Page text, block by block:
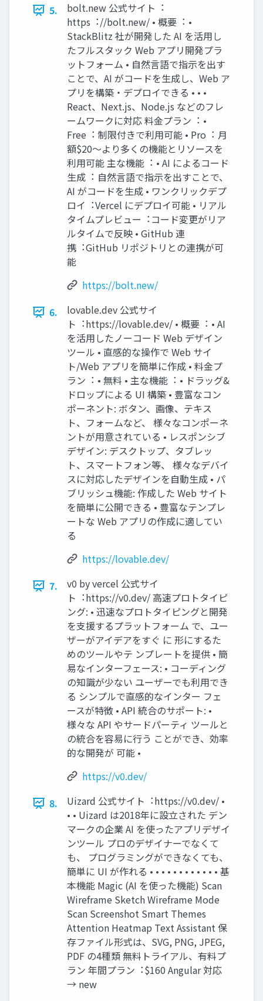
5.
bolt.new 公式サイト︓
https︓//bolt.new/ • 概要︓ •
StackBlitz 社が開発した AI を活⽤し
たフルスタック Web アプリ開発プラ
ットフォーム • ⾃然⾔語で指⽰を出す
ことで、AI がコードを⽣成し、Web ア
プリを構築・デプロイできる • • •
React、Next.js、Node.js などのフレ
ームワークに対応 料⾦プラン︓ •
Free︓ 制限付きで利⽤可能 • Pro︓ ⽉
額$20〜より多くの機能とリソースを
利⽤可能 主な機能︓ • AI によるコード
⽣成︓ ⾃然⾔語で指⽰を出すことで、
AI がコードを⽣成 • ワンクリックデプ
ロイ︓Vercel にデプロイ可能 • リアル
タイムプレビュー︓コード変更がリア
ルタイムで反映 • GitHub 連
携︓GitHub リポジトリとの連携が可
能
https://bolt.new/
6.
lovable.dev 公式サイ
ト︓https://lovable.dev/ • 概要︓ • AI
を活⽤したノーコード Web デザイン
ツール • 直感的な操作で Web サイ
ト/Web アプリを簡単に作成 • 料⾦プ
ラン︓ • 無料 • 主な機能︓ • ドラッグ&
ドロップによる UI 構築 • 豊富なコン
ポーネント: ボタン、画像、テキス
ト、フォームなど、 様々なコンポーネ
ントが⽤意されている • レスポンシブ
デザイン: デスクトップ、タブレッ
ト、スマートフォン等、 様々なデバイ
スに対応したデザインを⾃動⽣成 • パ
ブリッシュ機能: 作成した Web サイト
を簡単に公開できる • 豊富なテンプレ
ートな Web アプリの作成に適してい
る
https://lovable.dev/
7.
v0 by vercel 公式サイ
ト︓https://v0.dev/ ⾼速プロトタイピ
ング: • 迅速なプロトタイピングと開発
を⽀援するプラットフォーム で、ユー
ザーがアイデアをすぐ に 形にするた
めのツールやテ ンプレートを提供 • 簡
易なインターフェース: • コーディング
の知識が少ない ユーザーでも利⽤でき
る シンプルで直感的なインター フェ
ースが特徴 • API 統合のサポート: •
様々な API やサードパーティ ツールと
の統合を容易に⾏う ことができ、効率
的な開発が 可能 •
https://v0.dev/
8.
Uizard 公式サイト︓https://v0.dev/ •
• • Uizard は2018年に設⽴された デン
マークの企業 AI を使ったアプリデザイ
ンツール プロのデザイナーでなくて
も、 プログラミングができなくても、
簡単に UI が作れる • • • • • • • • • • • • 基
本機能 Magic (AI を使った機能) Scan
Wireframe Sketch Wireframe Mode
Scan Screenshot Smart Themes
Attention Heatmap Text Assistant 保
存ファイル形式は、SVG, PNG, JPEG,
PDF の4種類 無料トライアル、有料プ
ラン 年間プラン︓$160 Angular 対応
→ new